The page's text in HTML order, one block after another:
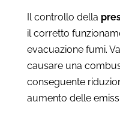
Il controllo della
il corretto
evacuazione fumi.
causare una
conseguente
aumento delle